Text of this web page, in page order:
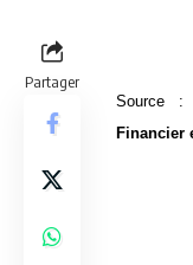
Partager
Source :
Financier